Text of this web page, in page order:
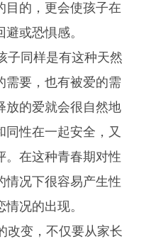
目的，更会使孩子在
或恐惧感。
同样是有这种天然
需要，也有被爱的需
放的爱就会很自然地
同性在一起安全，又
。在这种青春期对性
情况下很容易产生性
况的出现。
变，不仅要从家长